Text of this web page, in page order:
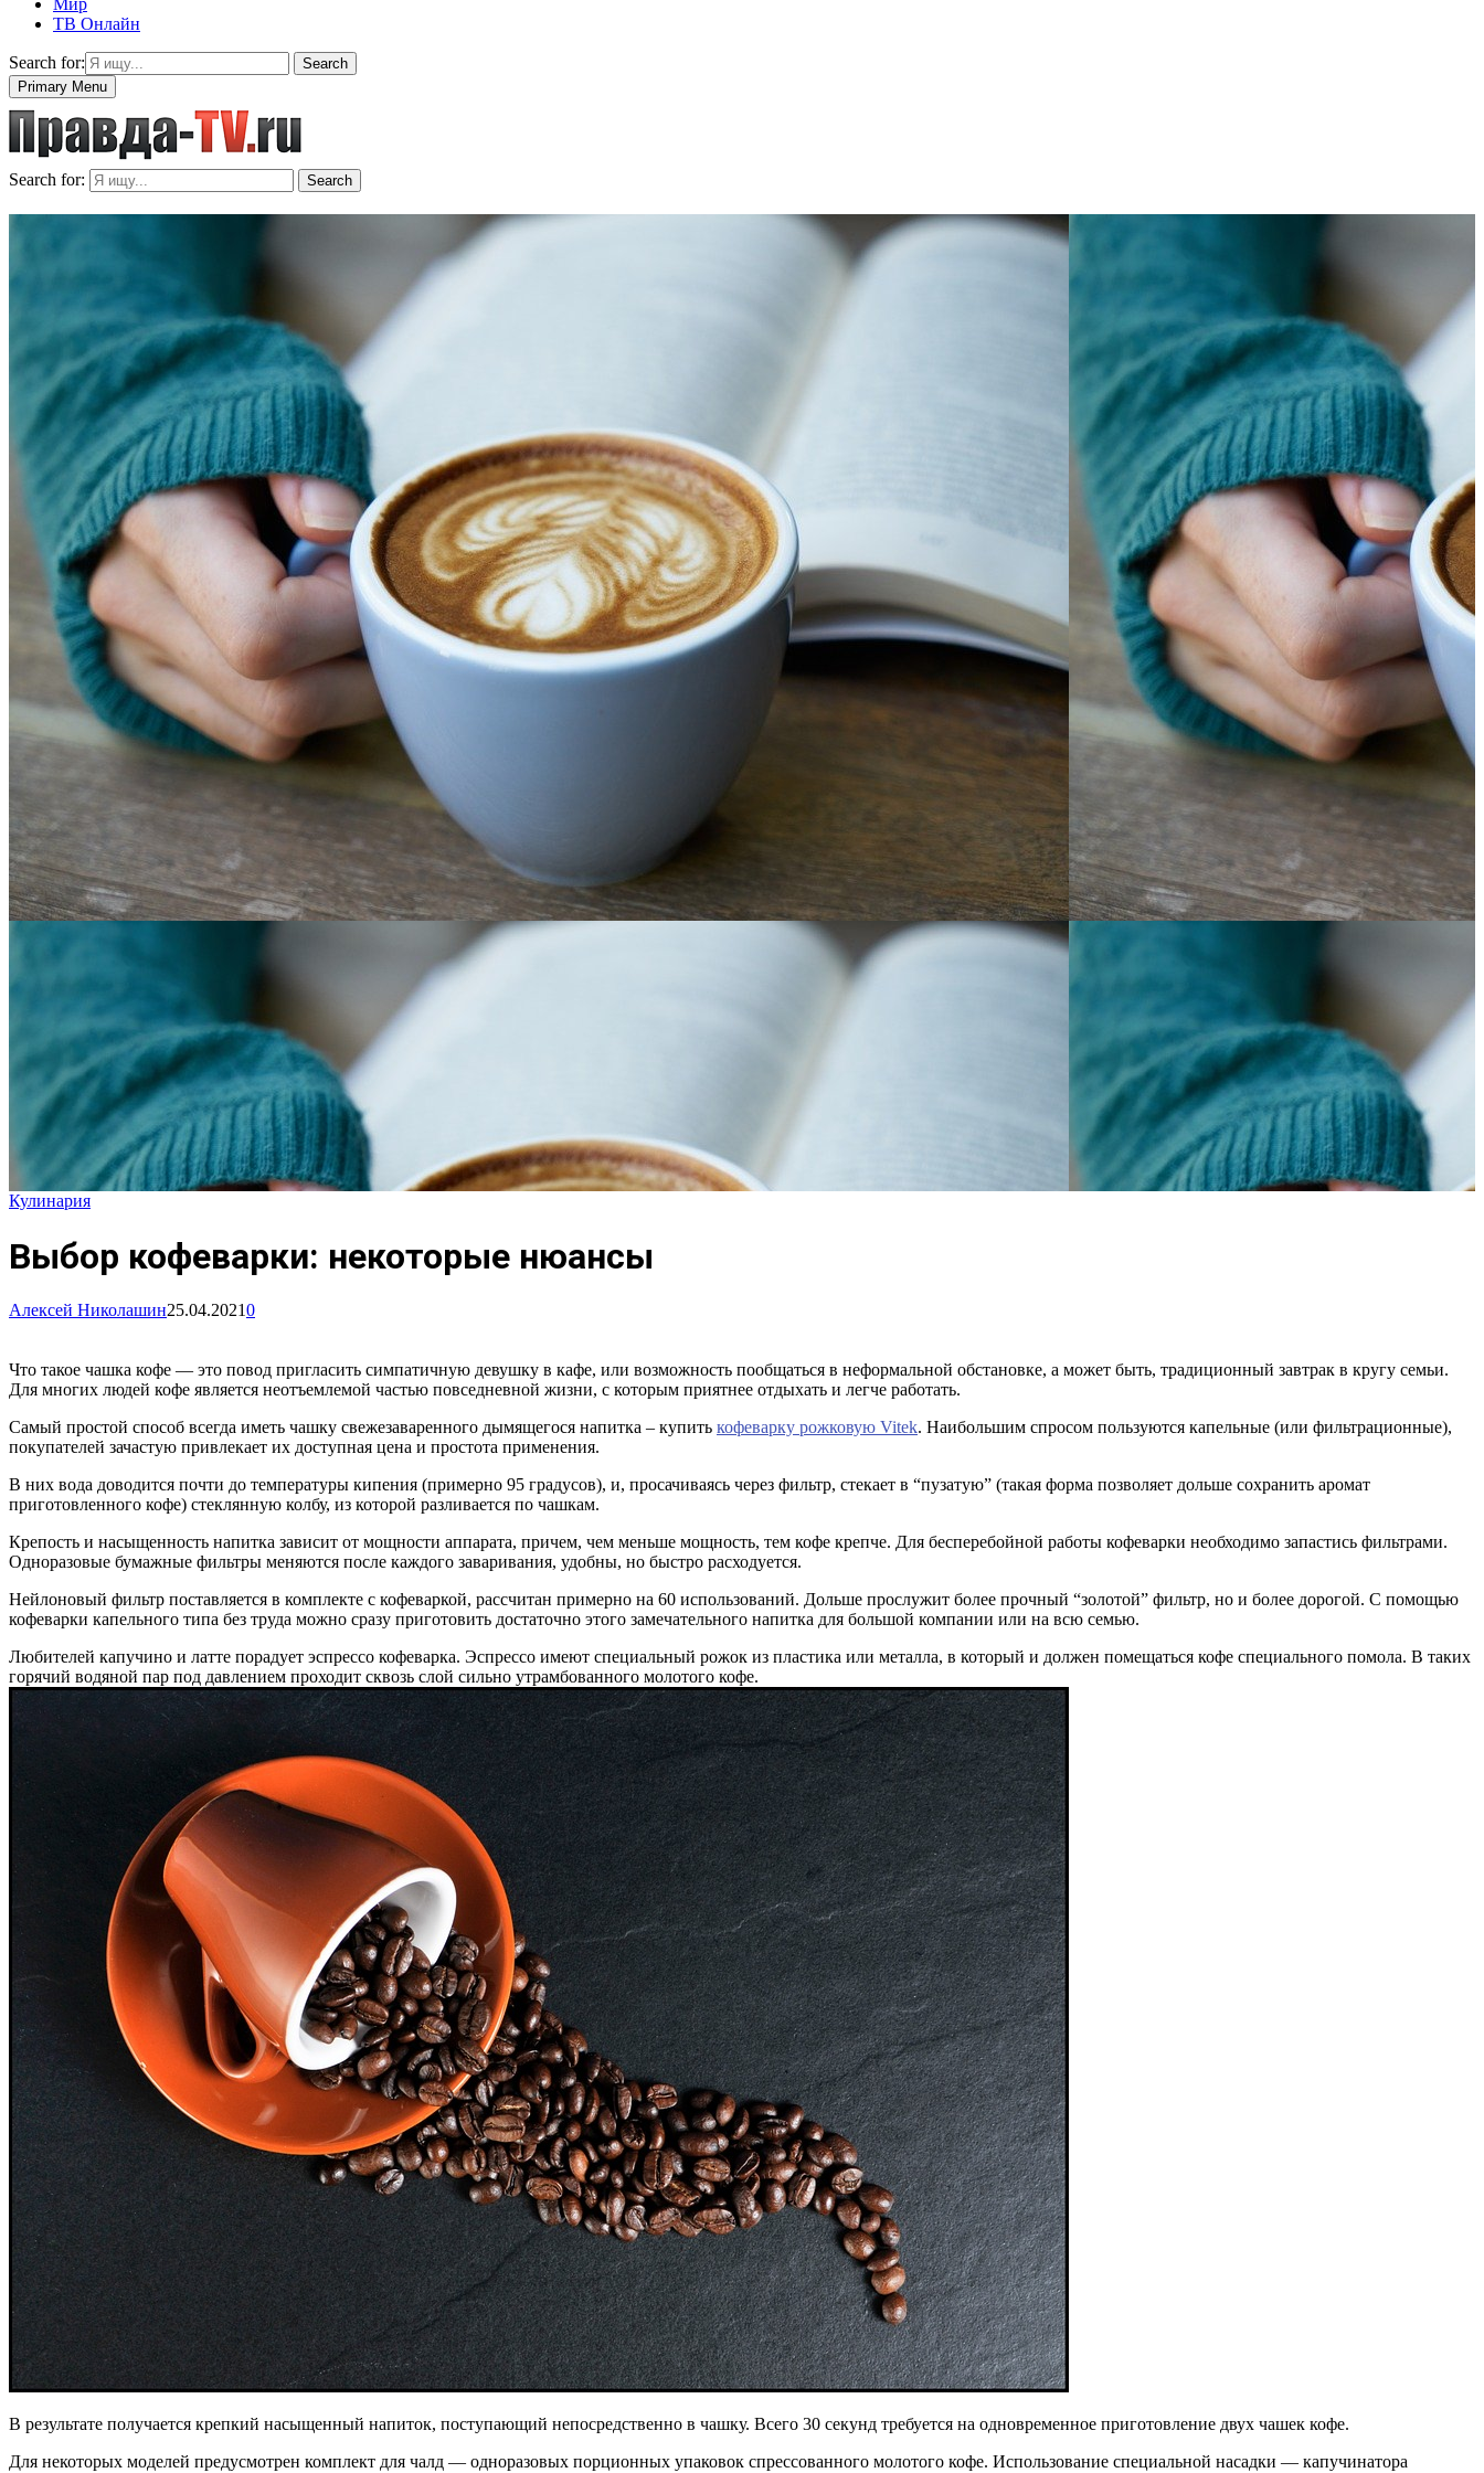
Мир
ТВ Онлайн
Search for:
Search
Primary Menu
Search for: Search
Кулинария
Выбор кофеварки: некоторые нюансы
Алексей Николашин25.04.20210
Что такое чашка кофе — это повод пригласить симпатичную девушку в кафе, или возможность пообщаться в неформальной обстановке, а может быть, традиционный завтрак в кругу семьи.
Для многих людей кофе является неотъемлемой частью повседневной жизни, с которым приятнее отдыхать и легче работать.
Самый простой способ всегда иметь чашку свежезаваренного дымящегося напитка – купить кофеварку рожковую Vitek. Наибольшим спросом пользуются капельные (или фильтрационные),
покупателей зачастую привлекает их доступная цена и простота применения.
В них вода доводится почти до температуры кипения (примерно 95 градусов), и, просачиваясь через фильтр, стекает в “пузатую” (такая форма позволяет дольше сохранить аромат
приготовленного кофе) стеклянную колбу, из которой разливается по чашкам.
Крепость и насыщенность напитка зависит от мощности аппарата, причем, чем меньше мощность, тем кофе крепче. Для бесперебойной работы кофеварки необходимо запастись фильтрами.
Одноразовые бумажные фильтры меняются после каждого заваривания, удобны, но быстро расходуется.
Нейлоновый фильтр поставляется в комплекте с кофеваркой, рассчитан примерно на 60 использований. Дольше прослужит более прочный “золотой” фильтр, но и более дорогой. С помощью
кофеварки капельного типа без труда можно сразу приготовить достаточно этого замечательного напитка для большой компании или на всю семью.
Любителей капучино и латте порадует эспрессо кофеварка. Эспрессо имеют специальный рожок из пластика или металла, в который и должен помещаться кофе специального помола. В таких
горячий водяной пар под давлением проходит сквозь слой сильно утрамбованного молотого кофе.
В результате получается крепкий насыщенный напиток, поступающий непосредственно в чашку. Всего 30 секунд требуется на одновременное приготовление двух чашек кофе.
Для некоторых моделей предусмотрен комплект для чалд — одноразовых порционных упаковок спрессованного молотого кофе. Использование специальной насадки — капучинатора